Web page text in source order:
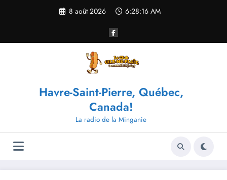
8 août 2026 6:28:17 AM
Havre-Saint-Pierre, Québec,
Canada!
La radio de la Minganie